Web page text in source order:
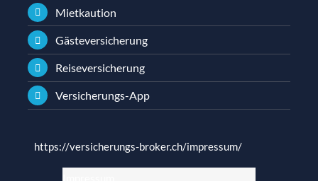
Mietkaution
Gästeversicherung
Reiseversicherung
Versicherungs-App
https://versicherungs-broker.ch/impressum/